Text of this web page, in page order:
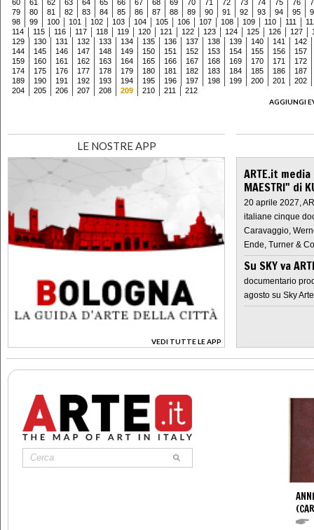
60 61 62 63 64 65 66 67 68 69 70 71 72 73 74 75 76
79
80 81 82 83 84 85 86 87 88 89 90 91 92 93 94 95
98
99 100 101 102 103 104 105 106 107 108 109 110 111
114
115 116 117 118 119 120 121 122 123 124 125 126 127
129
130 131 132 133 134 135 136 137 138 139 140 141
142
144
145 146 147 148 149 150 151 152 153 154 155 156
157
159
160 161 162 163 164 165 166 167 168 169 170 171
172
174
175 176 177 178 179 180 181 182 183 184 185 186
187
189
190 191 192 193 194 195 196 197 198 199 200 201
202
204
205 206 207 208 209 210 211
212
AGGIUNGI
LE NOSTRE APP
VEDI TUTTE LE APP
>
ARTE.it
MAESTRI" di
20 aprile 2027,
italiane cinque
Caravaggio,
Ende, Turner &
Su SKY va
documentario
agosto su Sky Arte